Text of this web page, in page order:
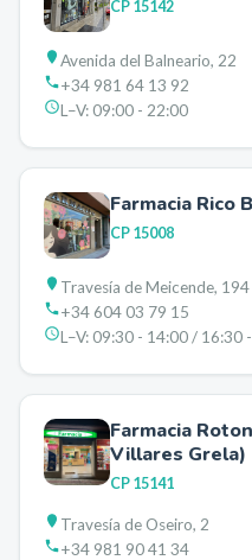
CP 15142
Avenida del Balneario, 22
+34 981 64 13 92
L–V:09:00 - 22:00
Farmacia Rico
CP 15008
Travesía de Meicende, 194
+34 604 03 79 15
L–V:09:30 - 14:00 / 16:30
Farmacia
Villares Grela)
CP 15141
Travesía de Oseiro, 2
+34 981 90 41 34